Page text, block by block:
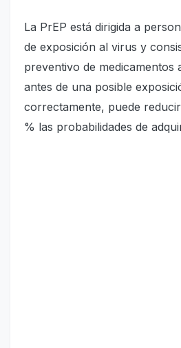
La PrEP está dirigida a
de exposición al virus y
preventivo de medicamentos
antes de una posible
correctamente, puede
% las probabilidades de